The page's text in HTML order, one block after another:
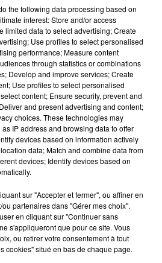
sort enfin le remix de « Love
the following data processing based on
interest: Store and/or access
limited data to select advertising; Create
Use profiles to select personalised
performance; Measure content
through statistics or combinations
Develop and improve services; Create
Use profiles to select personalised
content; Ensure security, prevent and
and present advertising and content;
choices. These technologies may
IP address and browsing data to offer
devices based on information actively
data; Match and combine data from
devices; Identify devices based on
sur "Accepter et fermer", ou affiner en
partenaires dans "Gérer mes choix".
en cliquant sur "Continuer sans
s'appliqueront que pour ce site. Vous
ou retirer votre consentement à tout
cookies" situé en bas de chaque page.